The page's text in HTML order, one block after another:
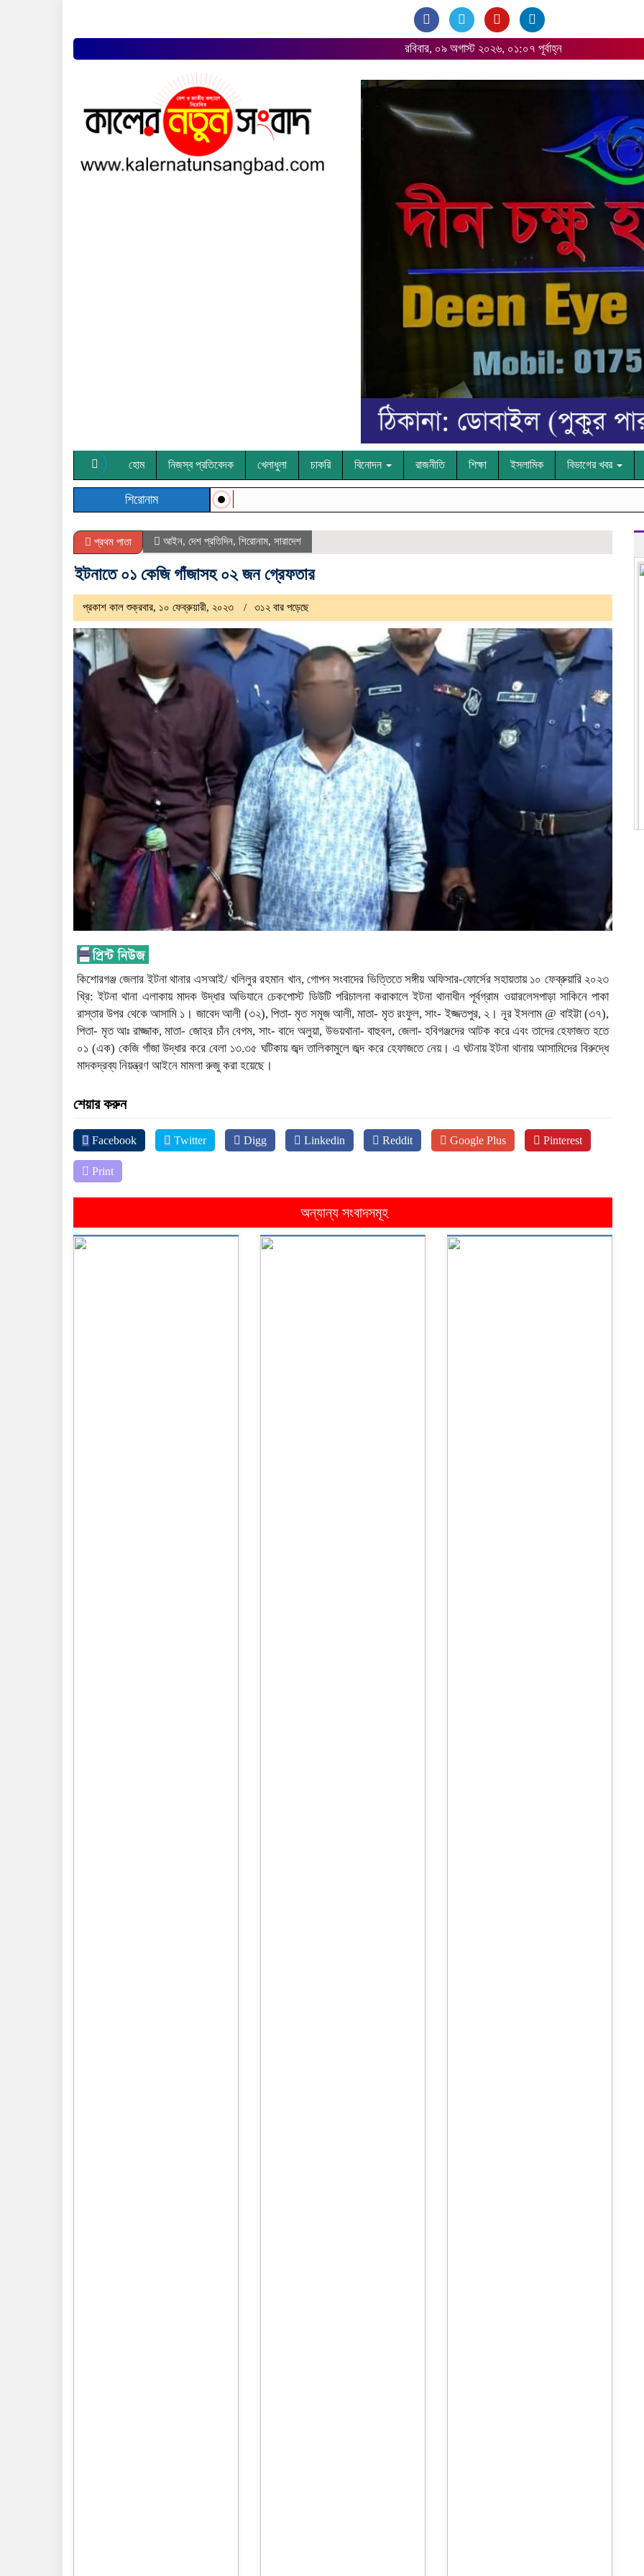
রবিবার, ০৯ অগাস্ট ২০২৬, ০১:০৭ পূর্বাহ্ন
হোম নিজস্ব প্রতিবেদক খেলাধুলা চাকরি বিনোদন রাজনীতি শিক্ষা ইসলামিক বিভাগের খবর
শিরোনাম
প্রথম পাতা আইন, দেশ প্রতিদিন, শিরোনাম, সারাদেশ
ইটনাতে ০১ কেজি গাঁজাসহ ০২ জন গ্রেফতার
প্রকাশ কাল শুক্রবার, ১০ ফেব্রুয়ারী, ২০২৩ ৩১২ বার পড়েছে
কিশোরগঞ্জ জেলার ইটনা থানার এসআই/ খলিলুর রহমান খান, গোপন সংবাদের ভিত্তিতে সঙ্গীয় অফিসার-ফোর্সের সহায়তায় ১০ ফেব্রুয়ারি ২০২৩
খ্রি: ইটনা থানা এলাকায় মাদক উদ্ধার অভিযানে চেকপোস্ট ডিউটি পরিচালনা করাকালে ইটনা থানাধীন পূর্বগ্রাম ওয়ারলেসপাড়া সাকিনে পাকা
রাস্তার উপর থেকে আসামি ১। জাবেদ আলী (৩২), পিতা- মৃত সমুজ আলী, মাতা- মৃত রংফুল, সাং- ইজ্জতপুর, ২। নূর ইসলাম @ বাইট্টা (৩৭),
পিতা- মৃত আঃ রাজ্জাক, মাতা- জোহর চাঁন বেগম, সাং- বাদে অলুয়া, উভয়থানা- বাহুবল, জেলা- হবিগঞ্জদের আটক করে এবং তাদের হেফাজত হতে
০১ (এক) কেজি গাঁজা উদ্ধার করে বেলা ১৩.৩৫ ঘটিকায় জব্দ তালিকামুলে জব্দ করে হেফাজতে নেয়। এ ঘটনায় ইটনা থানায় আসামিদের বিরুদ্ধে
মাদকদ্রব্য নিয়ন্ত্রণ আইনে মামলা রুজু করা হয়েছে।
শেয়ার করুন
Facebook Twitter Digg Linkedin Reddit Google Plus Pinterest
Print
অন্যান্য সংবাদসমূহ